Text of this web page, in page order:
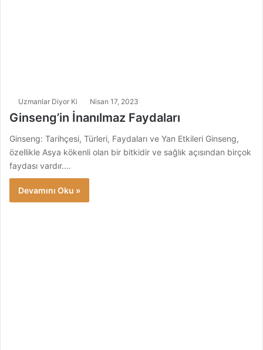
Uzmanlar Diyor Ki Nisan 17, 2023
Ginseng’in İnanılmaz Faydaları
Ginseng: Tarihçesi, Türleri, Faydaları ve Yan Etkileri Ginseng,
özellikle Asya kökenli olan bir bitkidir ve sağlık açısından birçok
faydası vardır.…
Devamını Oku »